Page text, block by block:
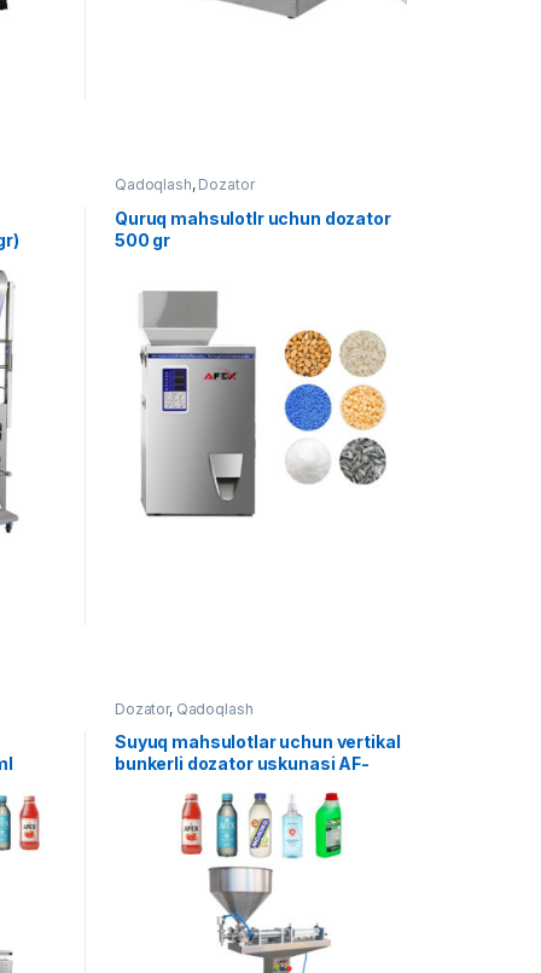
Qadoqlash, Dozator
Quruq mahsulotlr uchun dozator
500 gr
Dozator, Qadoqlash
Suyuq mahsulotlar uchun vertikal
bunkerli dozator uskunasi AF-